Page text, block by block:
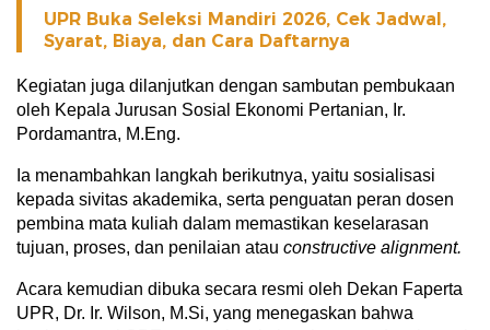
UPR Buka Seleksi Mandiri 2026, Cek Jadwal,
Syarat, Biaya, dan Cara Daftarnya
Kegiatan juga dilanjutkan dengan sambutan pembukaan
oleh Kepala Jurusan Sosial Ekonomi Pertanian, Ir.
Pordamantra, M.Eng.
Ia menambahkan langkah berikutnya, yaitu sosialisasi
kepada sivitas akademika, serta penguatan peran dosen
pembina mata kuliah dalam memastikan keselarasan
tujuan, proses, dan penilaian atau constructive alignment.
Acara kemudian dibuka secara resmi oleh Dekan Faperta
UPR, Dr. Ir. Wilson, M.Si, yang menegaskan bahwa